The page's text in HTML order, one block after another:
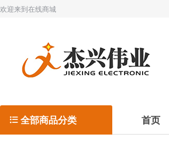
欢迎来到在线商城
 全部商品分类 首页